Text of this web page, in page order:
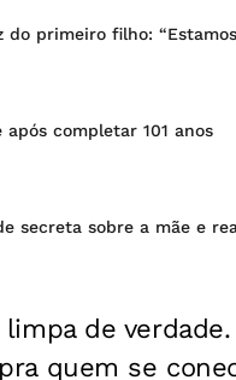
do primeiro filho:
completar 101 anos
secreta sobre a mãe e
limpa de
quem se